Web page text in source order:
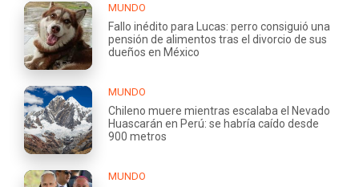
MUNDO
Fallo inédito para Lucas: perro consiguió una
pensión de alimentos tras el divorcio de sus
dueños en México
MUNDO
Chileno muere mientras escalaba el Nevado
Huascarán en Perú: se habría caído desde
900 metros
MUNDO